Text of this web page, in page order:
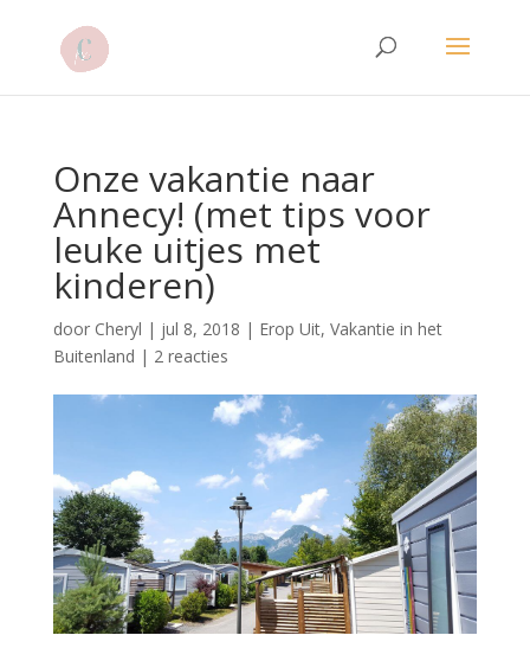
Onze vakantie naar
Annecy! (met tips voor
leuke uitjes met
kinderen)
door Cheryl | jul 8, 2018 | Erop Uit, Vakantie in het
Buitenland | 2 reacties